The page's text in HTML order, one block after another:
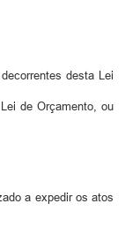
desta Lei
de Orçamento, ou
a expedir os atos